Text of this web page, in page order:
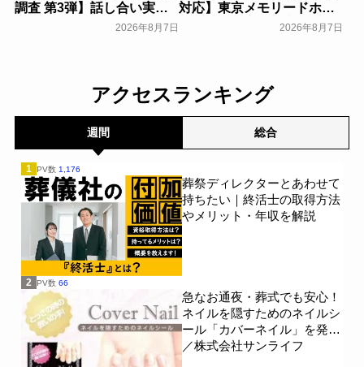
調査 第3弾】話し合い実施
率は29.5％で前回から低
下。「大相続時代」でも家
2026年8月7日
対応】東京メモリードホー
ルに貸切型家族葬空間『第
８ホール～Living～』オー
2026年8月7日
アクセスランキング
週間 総合
1 PV数 1,176
葬祭ディレクターとあわせて
持ちたい｜終活士の取得方法
やメリット・年収を解説
2 PV数 66
急なお通夜・葬式でも安心！
ネイルを隠すためのネイルシ
ール「カバーネイル」を発売
／株式会社サンライフ